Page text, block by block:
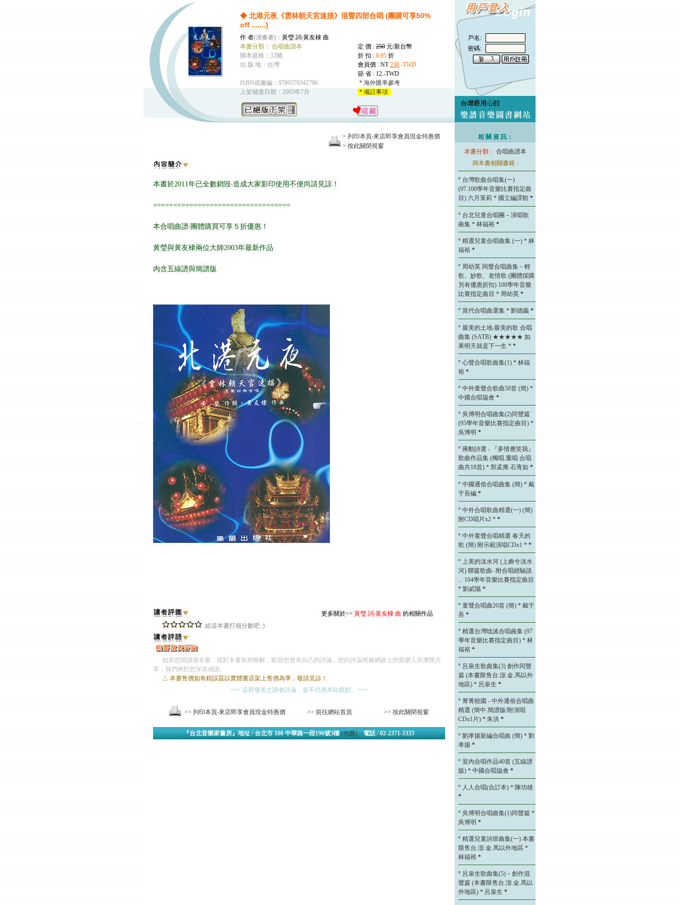
◆ 北港元夜《雲林朝天宮速描》混聲四部合唱 (團購可享50%
off .......)
作 者(演奏者)： 黃瑩 詞‧黃友棣 曲
本書分類： 合唱曲譜本 定 價 : 250 元/新台幣
開本規格：32開
折 扣 : 0.95 折
出 版 地：台灣
會員價 : NT238.-TWD
節 省 : 12.-TWD
ISBN或廠編：9789570342796
* 海外匯率參考
上架補進日期：2003年7月
* 備註事項
> 列印本頁‧來店即享會員現金特惠價
> 按此關閉視窗
本書於2011年已全數銷毀‧造成大家影印使用不便尚請見諒！
==================================
本合唱曲譜‧團體購買可享５折優惠！
黃瑩與黃友棣兩位大師2003年最新作品
內含五線譜與簡譜版
更多關於>> 黃瑩 詞‧黃友棣 曲 的相關作品
給這本書打個分數吧 :)
如果您閱讀過本書，或對本書有所瞭解，歡迎您發表自己的評論。您的評論將被網路上的愛樂人所瀏覽共
享，我們將對您深表感謝。
△ 本書售價如有錯誤茲以實體書店架上售價為準，敬請見諒！
=== 這裡發表之讀者評論，並不代表本站觀點。===
>> 列印本頁‧來店即享會員現金特惠價 >> 前往網站首頁 >> 按此關閉視窗
『台北音樂家書房』地址 / 台北市 108 中華路一段196號3樓(地圖)電話 / 02-2371-3333
戶名:
密碼:
相 關 資 訊：
本書分類： 合唱曲譜本
與本書相關書籍：
° 台灣歌曲合唱集(一)
(97.100學年音樂比賽指定曲
目) 六月茉莉 * 國立編譯館 *
° 台北兒童合唱團－演唱歌
曲集 * 林福裕 *
° 精選兒童合唱曲集 (一) * 林
福裕 *
° 周幼英 同聲合唱曲集－輕
歌、妙歌、老情歌 (團體採購
另有優惠折扣) 100學年音樂
比賽指定曲目 * 周幼英 *
° 當代合唱曲選集 * 劉德義 *
° 最美的土地‧最美的歌 合唱
曲集 (SATB) ★★★★★ 如
果明天就是下一生 * *
° 心聲合唱歌曲集(1) * 林福
裕 *
° 中外童聲合歌曲50首 (簡) *
中國合唱協會 *
° 吳博明合唱曲集(2)同聲篇
(95學年音樂比賽指定曲目) *
吳博明 *
° 蔣勳詩選 - 『多情應笑我』
歌曲作品集 (獨唱.重唱.合唱
曲共18首) * 郭孟雍.石青如 *
° 中國通俗合唱曲集 (簡) * 戴
于吾編 *
° 中外合唱歌曲精選(一) (簡)
附CD唱片x2 * *
° 中外童聲合唱精選 春天的
歌 (簡) 附示範演唱CDx1 * *
° 上美的淡水河 (上媠兮淡水
河) 聯篇歌曲- 附合唱經驗談
... 104學年音樂比賽指定曲目
* 劉貳陽 *
° 童聲合唱曲20首 (簡) * 戴于
吾 *
° 精選台灣唸謠合唱曲集 (97
學年音樂比賽指定曲目) * 林
福裕 *
° 呂泉生歌曲集(3) 創作同聲
篇 (本書限售台.澎.金.馬以外
地區) * 呂泉生 *
° 菁菁校園 - 中外通俗合唱曲
精選 (簡中.簡譜版/附演唱
CDx1片) * 朱洪 *
° 劉孝揚新編合唱曲 (簡) * 劉
孝揚 *
° 室內合唱作品40首 (五線譜
版) * 中國合唱協會 *
° 人人合唱(合訂本) * 陳功雄
*
° 吳博明合唱曲集(1)同聲篇 *
吳博明 *
° 精選兒童詩班曲集(一) 本書
限售台.澎.金.馬以外地區 *
林福裕 *
° 呂泉生歌曲集(5)－創作混
聲篇 (本書限售台.澎.金.馬以
外地區) * 呂泉生 *